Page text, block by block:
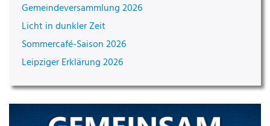
Gemeindeversammlung 2026
Licht in dunkler Zeit
Sommercafé-Saison 2026
Leipziger Erklärung 2026